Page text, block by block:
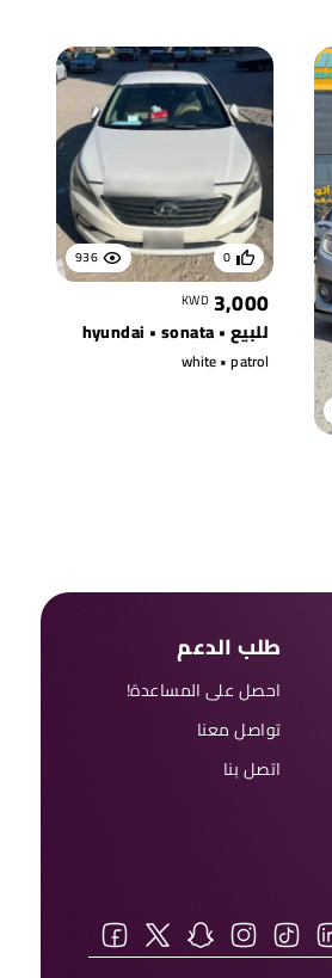
936 0
3,000
KWD
للبيع • hyundai • sonata
white • patrol
طلب الدعم
احصل على المساعدة!
تواصل معنا
اتصل بنا